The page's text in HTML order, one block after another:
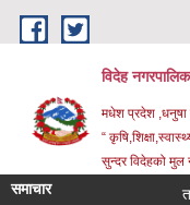
Skip to main content
विदेह
मधेश प्रदेश ,धनुषा
“
सुन्दर विदेहको मुल
समाचार